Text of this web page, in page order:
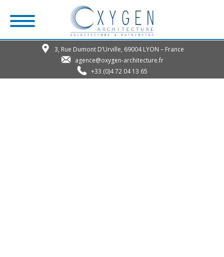
3, Rue Dumont D’Urville, 69004 LYON – France
agence@oxygen-architecture.fr
+33 (0)4 72 04 13 65